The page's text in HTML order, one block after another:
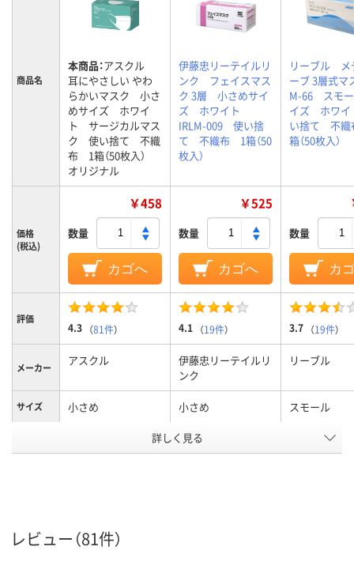
商品名
本商品：アスクル
耳にやさしい やわ
らかいマスク 小さ
めサイズ ホワイ
ト サージカルマス
ク 使い捨て 不織
布 1箱（50枚入）
オリジナル
伊藤忠リーテイルリ
ンク フェイスマス
ク 3層 小さめサイ
ズ ホワイト
IRLM-009 使い捨
て 不織布 1箱（50
枚入）
リーブル メ
ーブ 3層式
M-66 スモ
イズ ホワ
い捨て 不
箱（50枚入）
価格
(税込)
￥458
数量
カゴへ
￥525
数量
カゴへ
数量
カ
評価
4.3 （81件） 4.1 （19件） 3.7 （19件）
メーカー アスクル
伊藤忠リーテイルリ
ンク
リーブル
サイズ 小さめ 小さめ スモール
ホワイト ホワイト系
アスクル
商品環境
詳しく見る
レビュー（81件）